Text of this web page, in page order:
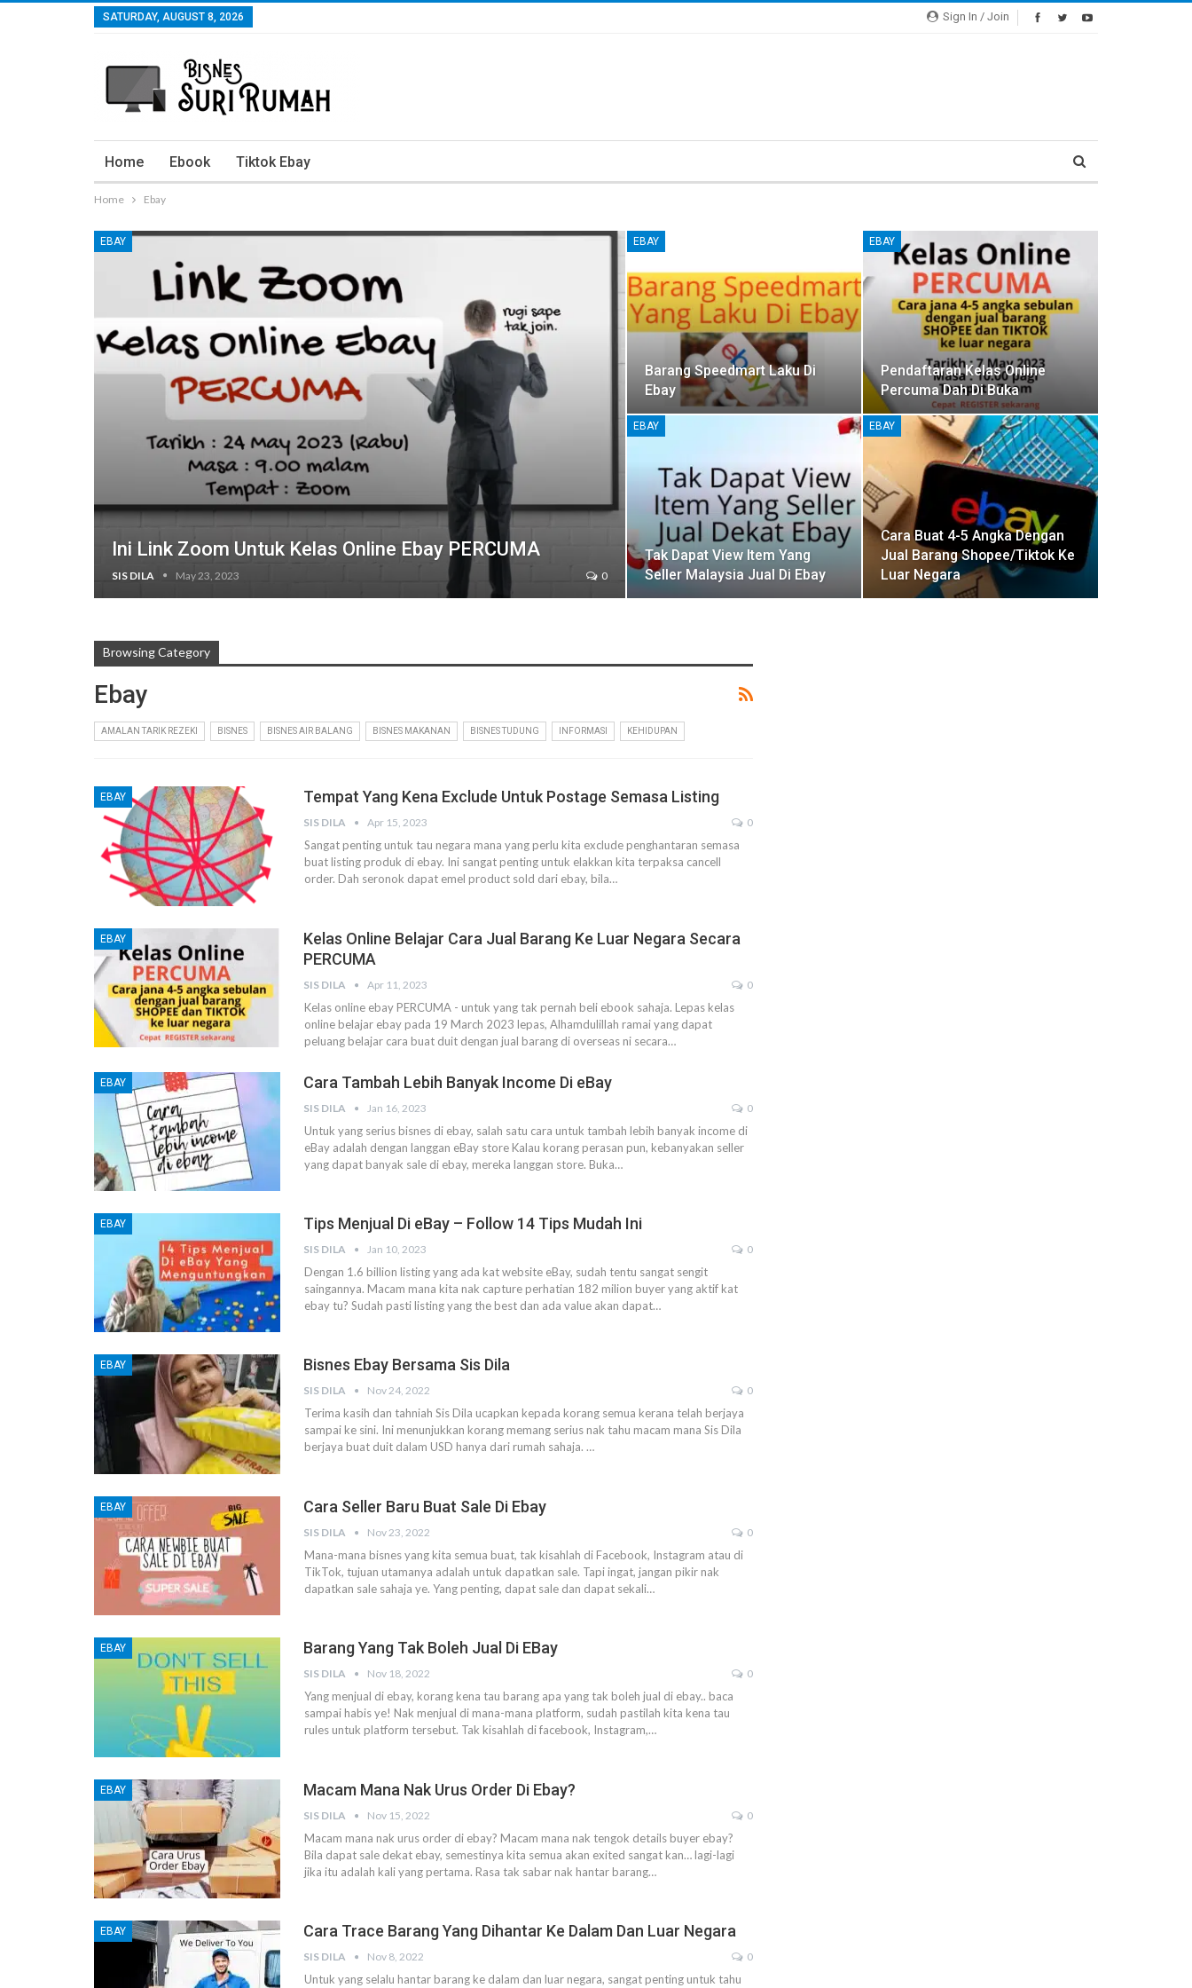
Sign In / Join
SATURDAY, AUGUST 8, 2026
Home Ebook Tiktok Ebay
Home Ebay
EBAY
Ini Link Zoom Untuk Kelas Online Ebay PERCUMA
SIS DILA May 23, 2023 0
EBAY
Barang Speedmart Laku Di
Ebay
EBAY
Pendaftaran Kelas Online
Percuma Dah Di Buka
EBAY
Tak Dapat View Item Yang
Seller Malaysia Jual Di Ebay
EBAY
Cara Buat 4-5 Angka Dengan
Jual Barang Shopee/Tiktok Ke
Luar Negara
Browsing Category
Ebay
AMALAN TARIK REZEKI BISNES BISNES AIR BALANG BISNES MAKANAN BISNES TUDUNG INFORMASI KEHIDUPAN
EBAY Tempat Yang Kena Exclude Untuk Postage Semasa Listing
SIS DILA Apr 15, 2023 0
Sangat penting untuk tau negara mana yang perlu kita exclude penghantaran semasa
buat listing produk di ebay. Ini sangat penting untuk elakkan kita terpaksa cancell
order. Dah seronok dapat emel product sold dari ebay, bila…
EBAY
Kelas Online Belajar Cara Jual Barang Ke Luar Negara Secara
PERCUMA
SIS DILA Apr 11, 2023 0
Kelas online ebay PERCUMA - untuk yang tak pernah beli ebook sahaja. Lepas kelas
online belajar ebay pada 19 March 2023 lepas, Alhamdulillah ramai yang dapat
peluang belajar cara buat duit dengan jual barang di overseas ni secara…
EBAY Cara Tambah Lebih Banyak Income Di eBay
SIS DILA Jan 16, 2023 0
Untuk yang serius bisnes di ebay, salah satu cara untuk tambah lebih banyak income di
eBay adalah dengan langgan eBay store Kalau korang perasan pun, kebanyakan seller
yang dapat banyak sale di ebay, mereka langgan store. Buka…
EBAY Tips Menjual Di eBay – Follow 14 Tips Mudah Ini
SIS DILA Jan 10, 2023 0
Dengan 1.6 billion listing yang ada kat website eBay, sudah tentu sangat sengit
saingannya. Macam mana kita nak capture perhatian 182 milion buyer yang aktif kat
ebay tu? Sudah pasti listing yang the best dan ada value akan dapat…
EBAY Bisnes Ebay Bersama Sis Dila
SIS DILA Nov 24, 2022 0
Terima kasih dan tahniah Sis Dila ucapkan kepada korang semua kerana telah berjaya
sampai ke sini. Ini menunjukkan korang memang serius nak tahu macam mana Sis Dila
berjaya buat duit dalam USD hanya dari rumah sahaja. …
EBAY Cara Seller Baru Buat Sale Di Ebay
SIS DILA Nov 23, 2022 0
Mana-mana bisnes yang kita semua buat, tak kisahlah di Facebook, Instagram atau di
TikTok, tujuan utamanya adalah untuk dapatkan sale. Tapi ingat, jangan pikir nak
dapatkan sale sahaja ye. Yang penting, dapat sale dan dapat sekali…
EBAY Barang Yang Tak Boleh Jual Di EBay
SIS DILA Nov 18, 2022 0
Yang menjual di ebay, korang kena tau barang apa yang tak boleh jual di ebay.. baca
sampai habis ye! Nak menjual di mana-mana platform, sudah pastilah kita kena tau
rules untuk platform tersebut. Tak kisahlah di facebook, Instagram,…
EBAY Macam Mana Nak Urus Order Di Ebay?
SIS DILA Nov 15, 2022 0
Macam mana nak urus order di ebay? Macam mana nak tengok details buyer ebay?
Bila dapat sale dekat ebay, semestinya kita semua akan exited sangat kan… lagi-lagi
jika itu adalah kali yang pertama. Rasa tak sabar nak hantar barang…
EBAY Cara Trace Barang Yang Dihantar Ke Dalam Dan Luar Negara
SIS DILA Nov 8, 2022 0
Untuk yang selalu hantar barang ke dalam dan luar negara, sangat penting untuk tahu